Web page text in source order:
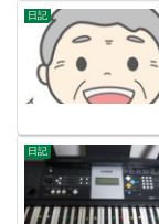
日記
日記